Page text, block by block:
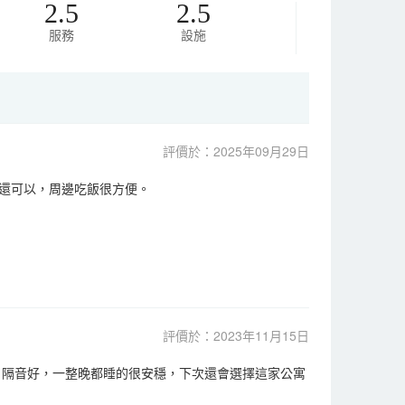
2.5
服務
2.5
設施
評價於：2025年09月29日
可以，周邊吃飯很方便。
評價於：2023年11月15日
音好，一整晚都睡的很安穩，下次還會選擇這家公寓